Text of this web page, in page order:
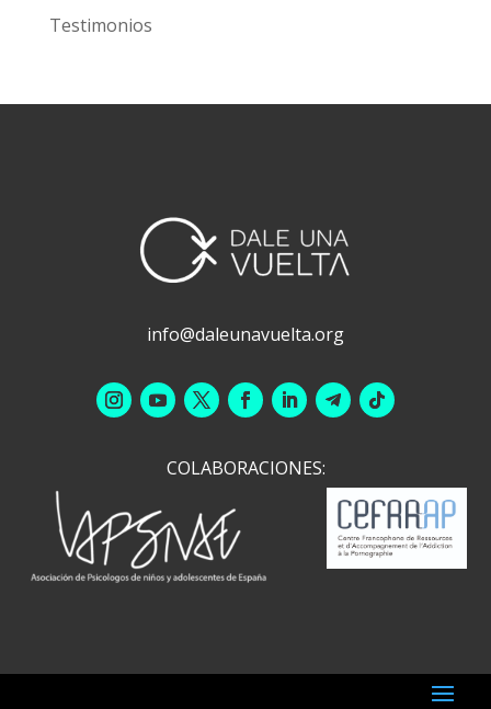
Testimonios
info@daleunavuelta.org
COLABORACIONES: